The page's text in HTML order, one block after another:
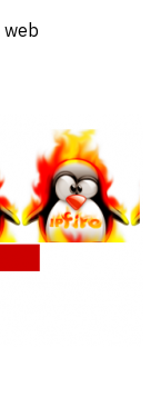
web